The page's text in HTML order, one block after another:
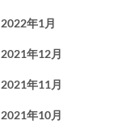
2022年1月
2021年12月
2021年11月
2021年10月